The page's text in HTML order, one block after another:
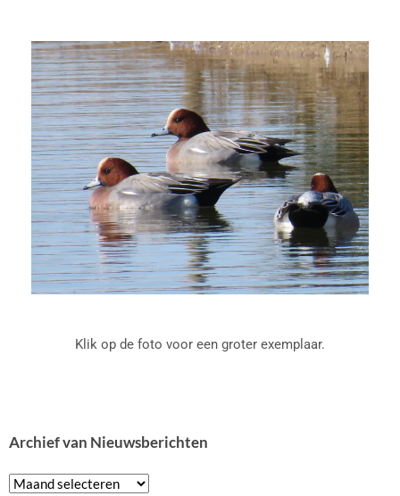
Klik op de foto voor een groter exemplaar.
Archief van Nieuwsberichten